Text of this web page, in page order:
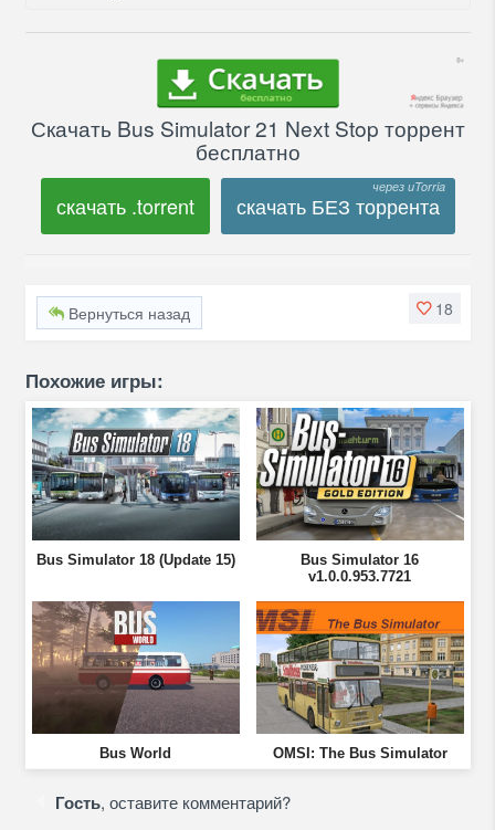
Скачать Bus Simulator 21 Next Stop торрент
бесплатно
скачать .torrent скачать БЕЗ торрента
18
Вернуться назад
Похожие игры:
Bus Simulator 18 (Update 15)
Bus Simulator 16
v1.0.0.953.7721
Bus World OMSI: The Bus Simulator
Гость, оставите комментарий?